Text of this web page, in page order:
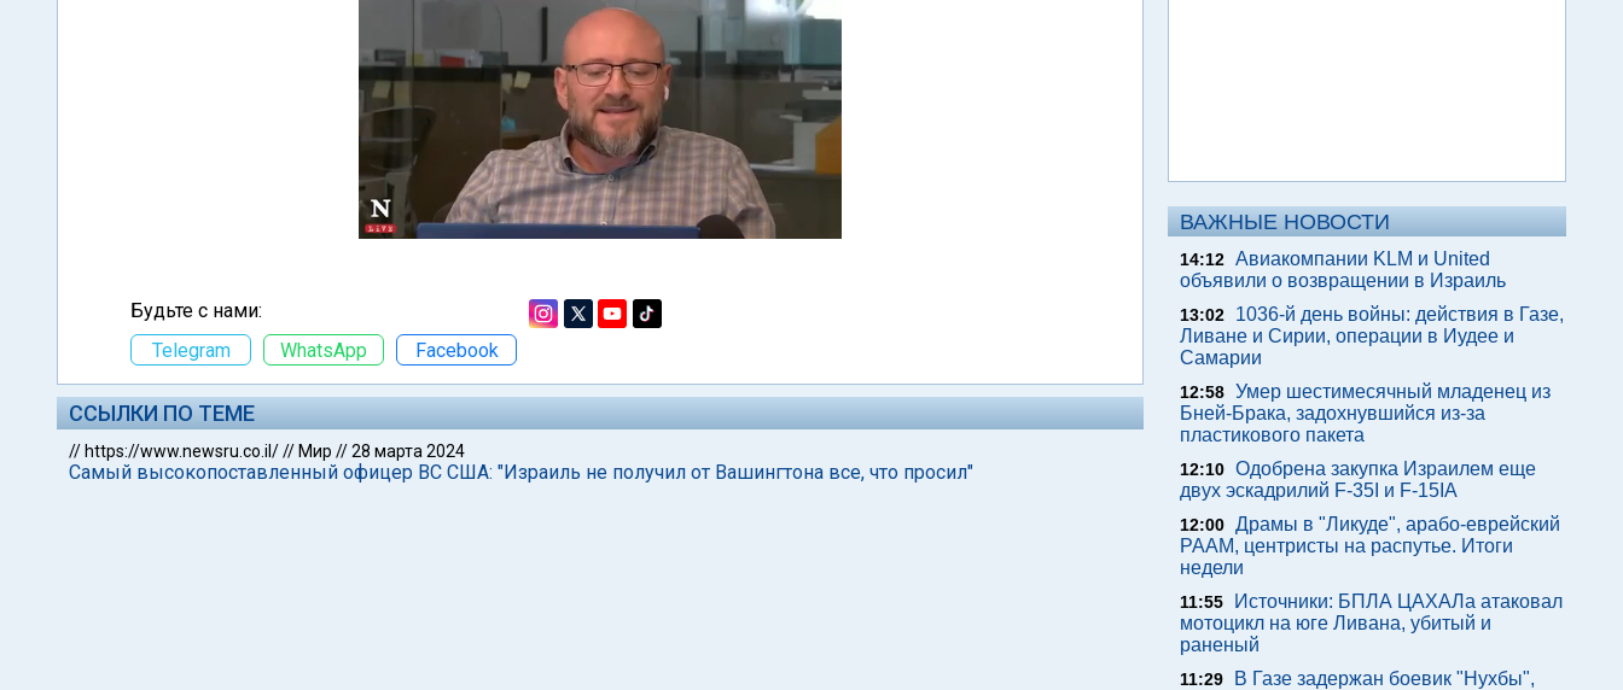
Будьте с нами:
Telegram
WhatsApp Facebook
ССЫЛКИ ПО ТЕМЕ
// https://www.newsru.co.il/// Мир //28 марта 2024
Самый высокопоставленный офицер ВС США: "Израиль не получил от Вашингтона все, что просил"
ВАЖНЫЕ НОВОСТИ
14:12 Авиакомпании KLM и United
объявили о возвращении в Израиль
13:02
1036-й день войны: действия в Газе,
Ливане и Сирии, операции в Иудее и
Самарии
12:58 Умер шестимесячный младенец из
Бней-Брака, задохнувшийся из-за
пластикового пакета
12:10 Одобрена закупка Израилем еще
двух эскадрилий F-35I и F-15IA
12:00 Драмы в "Ликуде", арабо-еврейский
РААМ, центристы на распутье. Итоги
недели
11:55
Источники: БПЛА ЦАХАЛа атаковал
мотоцикл на юге Ливана, убитый и
раненый
11:29
В Газе задержан боевик "Нухбы",